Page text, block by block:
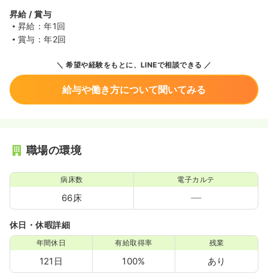
昇給 / 賞与
昇給：年1回
賞与：年2回
希望や経験をもとに、LINEで相談できる
給与や働き方について聞いてみる
職場の環境
病床数
66床
電子カルテ
休日・休暇詳細
年間休日
121日
有給取得率
100%
残業
あり